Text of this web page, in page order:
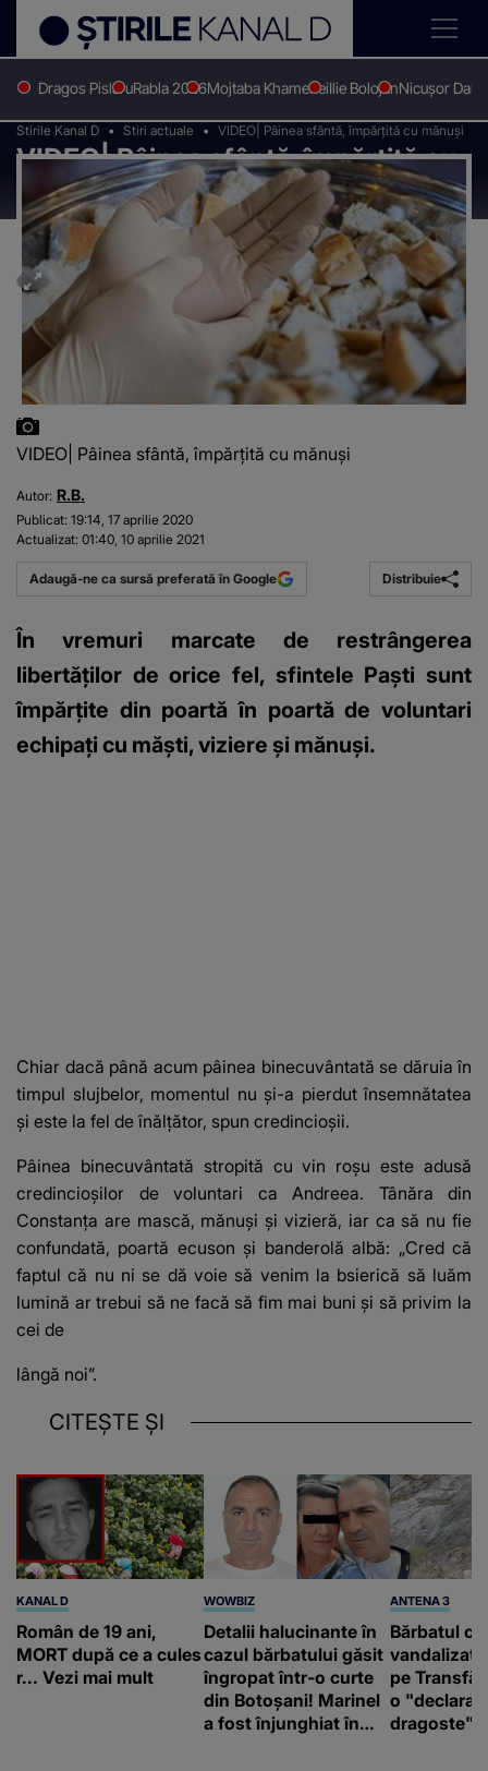
Dragos PislaruRabla 2026Mojtaba KhameneiIlie BolojanNicușor Dan
Stirile Kanal D Stiri actuale VIDEO| Pâinea sfântă, împărțită cu mănuși
VIDEO| Pâinea sfântă, împărțită cu
mănuși
VIDEO| Pâinea sfântă, împărțită cu mănuși
Autor: R.B.
Publicat: 19:14, 17 aprilie 2020
Actualizat: 01:40, 10 aprilie 2021
Adaugă-ne ca sursă preferată în Google Distribuie
În vremuri marcate de restrângerea
libertăților de orice fel, sfintele Paști sunt
împărțite din poartă în poartă de voluntari
echipați cu măști, viziere și mănuși.
Chiar dacă până acum pâinea binecuvântată se dăruia în
timpul slujbelor, momentul nu și-a pierdut însemnătatea
și este la fel de înălțător, spun credincioșii.
Pâinea binecuvântată stropită cu vin roșu este adusă
credincioșilor de voluntari ca Andreea. Tânăra din
Constanța are mască, mănuși și vizieră, iar ca să nu fie
confundată, poartă ecuson și banderolă albă: „Cred că
faptul că nu ni se dă voie să venim la bsierică să luăm
lumină ar trebui să ne facă să fim mai buni și să privim la
cei de
lângă noi”.
CITEȘTE ȘI
KANAL D
Român de 19 ani,
MORT după ce a cules
r... Vezi mai mult
WOWBIZ
Detalii halucinante în
cazul bărbatului găsit
îngropat într-o curte
din Botoșani! Marinel
a fost înjunghiat în
ANTENA 3
Bărbatul
vandalizat
pe
o
dragoste"